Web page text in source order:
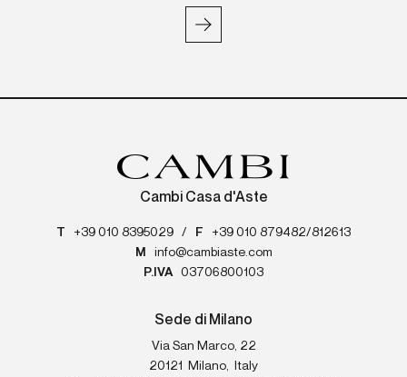
Cambi Casa d'Aste
T +39 010 8395029 / F
+39 010 879482/812613
M
info@cambiaste.com
P.IVA
03706800103
Sede di Milano
Via San Marco, 22
20121
Milano,
Italy